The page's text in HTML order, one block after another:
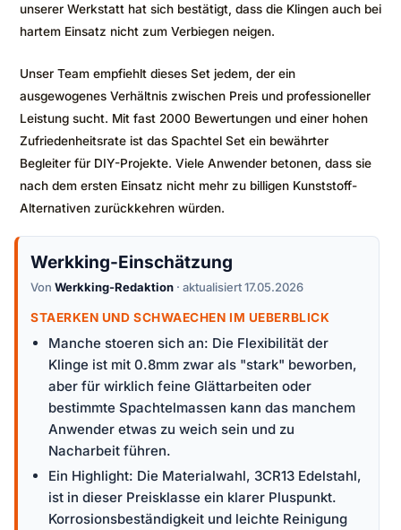
unserer Werkstatt hat sich bestätigt, dass die Klingen auch bei
hartem Einsatz nicht zum Verbiegen neigen.
Unser Team empfiehlt dieses Set jedem, der ein
ausgewogenes Verhältnis zwischen Preis und professioneller
Leistung sucht. Mit fast 2000 Bewertungen und einer hohen
Zufriedenheitsrate ist das Spachtel Set ein bewährter
Begleiter für DIY-Projekte. Viele Anwender betonen, dass sie
nach dem ersten Einsatz nicht mehr zu billigen Kunststoff-
Alternativen zurückkehren würden.
Werkking-Einschätzung
Von Werkking-Redaktion · aktualisiert 17.05.2026
STAERKEN UND SCHWAECHEN IM UEBERBLICK
Manche stoeren sich an: Die Flexibilität der
Klinge ist mit 0.8mm zwar als "stark" beworben,
aber für wirklich feine Glättarbeiten oder
bestimmte Spachtelmassen kann das manchem
Anwender etwas zu weich sein und zu
Nacharbeit führen.
Ein Highlight: Die Materialwahl, 3CR13 Edelstahl,
ist in dieser Preisklasse ein klarer Pluspunkt.
Korrosionsbeständigkeit und leichte Reinigung